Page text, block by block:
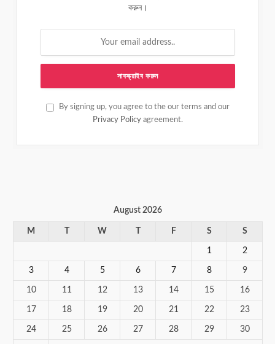
করুন।
By signing up, you agree to the our terms and our
Privacy Policy agreement.
August 2026
M W F S S
1 2
3 4 5 6 7 8 9
10 11 12 13 14 15 16
17 18 19 20 21 22 23
24 25 26 27 28 29 30